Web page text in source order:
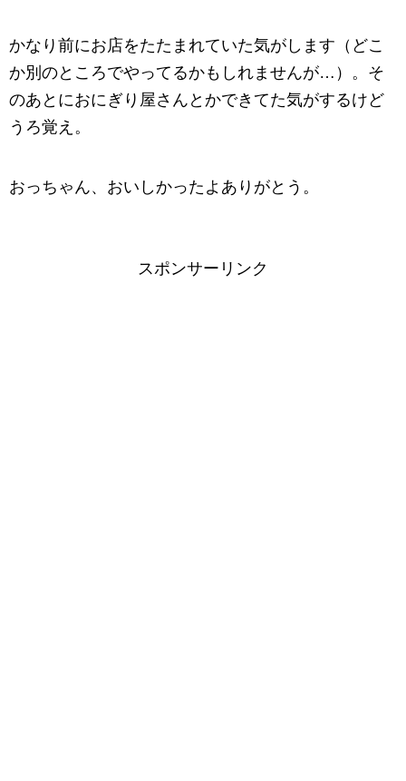
かなり前にお店をたたまれていた気がします（どこ
か別のところでやってるかもしれませんが…）。そ
のあとにおにぎり屋さんとかできてた気がするけど
うろ覚え。
おっちゃん、おいしかったよありがとう。
スポンサーリンク